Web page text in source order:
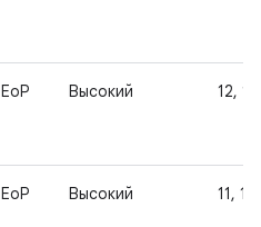
EoP Высокий 12,
EoP Высокий 11,